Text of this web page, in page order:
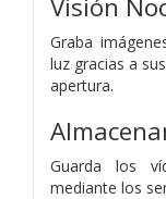
Graba
luz gracias a
apertura.
Guarda los
mediante los